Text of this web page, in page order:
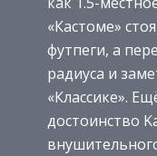
«Кастоме»
футпеги, а
радиуса и
«Классике».
достоинство